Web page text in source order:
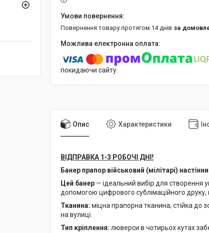
повернення товару протягом 14 днів за
покидаючи сайту.
Опис Характеристики
ВІДПРАВКА 1-3 РОБОЧІ ДНІ!
Банер прапор військовий (мілітарі)
Цей банер — ідеальний вибір для створення
допомогою цифрового сублімаційного друку,
Тканина: міцна прапорна тканина, стійка до
на вулиці.
Тип кріплення: люверси в чотирьох кутах